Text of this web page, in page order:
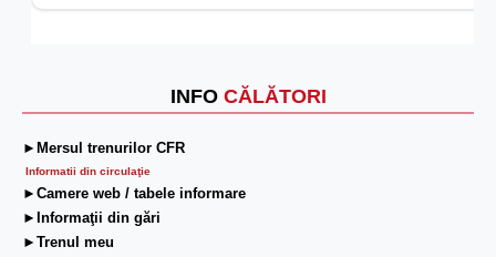
INFO CĂLĂTORI
►Mersul trenurilor CFR
Informatii din circulaţie
►Camere web / tabele informare
►Informaţii din gări
►Trenul meu